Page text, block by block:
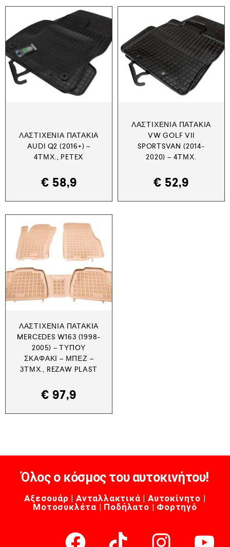
ΛΑΣΤΙΧΈΝΙΑ ΠΑΤΆΚΙΑ
AUDI Q2 (2016+) –
4ΤΜΧ., PETEX
€ 58,9
ΛΑΣΤΙΧΈΝΙΑ ΠΑΤΆΚΙΑ
VW GOLF VII
SPORTSVAN (2014-
2020) – 4ΤΜΧ.
€ 52,9
ΛΑΣΤΙΧΈΝΙΑ ΠΑΤΆΚΙΑ
MERCEDES W163 (1998-
2005) – ΤΎΠΟΥ
ΣΚΑΦΆΚΙ – ΜΠΕΖ –
3ΤΜΧ., REZAW PLAST
€ 97,9
Όλος ο κόσμος του αυτοκινήτου!
Αξεσουάρ | Ανταλλακτικά | Αυτοκίνητο |
Μοτοσυκλέτα | Ποδήλατο | Φορτηγό